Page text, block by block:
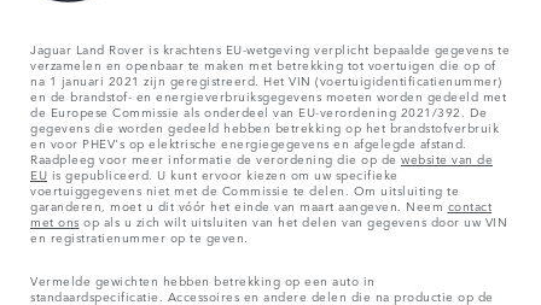
Jaguar Land Rover is krachtens EU-wetgeving verplicht bepaalde gegevens te
verzamelen en openbaar te maken met betrekking tot voertuigen die op of
na 1 januari 2021 zijn geregistreerd. Het VIN (voertuigidentificatienummer)
en de brandstof- en energieverbruiksgegevens moeten worden gedeeld met
de Europese Commissie als onderdeel van EU-verordening 2021/392. De
gegevens die worden gedeeld hebben betrekking op het brandstofverbruik
en voor PHEV's op elektrische energiegegevens en afgelegde afstand.
Raadpleeg voor meer informatie de verordening die op dewebsite van de
EU is gepubliceerd. U kunt ervoor kiezen om uw specifieke
voertuiggegevens niet met de Commissie te delen. Om uitsluiting te
garanderen, moet u dit vóór het einde van maart aangeven. Neem contact
met ons op als u zich wilt uitsluiten van het delen van gegevens door uw VIN
en registratienummer op te geven.
Vermelde gewichten hebben betrekking op een auto in
standaardspecificatie. Accessoires en andere delen die na productie op de